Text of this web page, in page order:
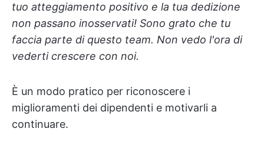
tuo atteggiamento positivo e la tua dedizione
non passano inosservati! Sono grato che tu
faccia parte di questo team. Non vedo l'ora di
vederti crescere con noi.
È un modo pratico per riconoscere i
miglioramenti dei dipendenti e motivarli a
continuare.